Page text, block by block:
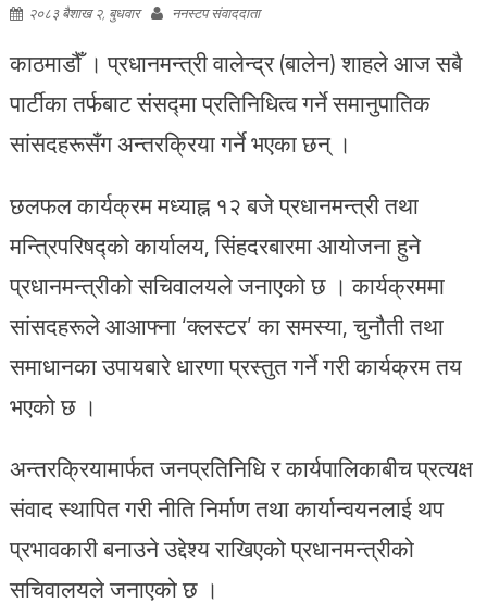
२०८३ बैशाख २, बुधवार ननस्टप संवाददाता
काठमाडौँ । प्रधानमन्त्री वालेन्द्र (बालेन) शाहले आज सबै
पार्टीका तर्फबाट संसद्मा प्रतिनिधित्व गर्ने समानुपातिक
सांसदहरूसँग अन्तरक्रिया गर्ने भएका छन् ।
छलफल कार्यक्रम मध्याह्न १२ बजे प्रधानमन्त्री तथा
मन्त्रिपरिषद्को कार्यालय, सिंहदरबारमा आयोजना हुने
प्रधानमन्त्रीको सचिवालयले जनाएको छ । कार्यक्रममा
सांसदहरूले आआफ्ना ‘क्लस्टर’ का समस्या, चुनौती तथा
समाधानका उपायबारे धारणा प्रस्तुत गर्ने गरी कार्यक्रम तय
भएको छ ।
अन्तरक्रियामार्फत जनप्रतिनिधि र कार्यपालिकाबीच प्रत्यक्ष
संवाद स्थापित गरी नीति निर्माण तथा कार्यान्वयनलाई थप
प्रभावकारी बनाउने उद्देश्य राखिएको प्रधानमन्त्रीको
सचिवालयले जनाएको छ ।